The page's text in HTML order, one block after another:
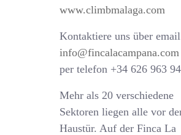
www.climbmalaga.com
Kontaktiere uns über email
info@fincalacampana.com
per telefon +34 626 963
Mehr als 20 verschiedene
Sektoren liegen alle vor
Haustür. Auf der Finca La